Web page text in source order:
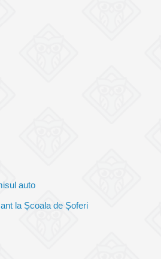
auto
la Școala de Șoferi